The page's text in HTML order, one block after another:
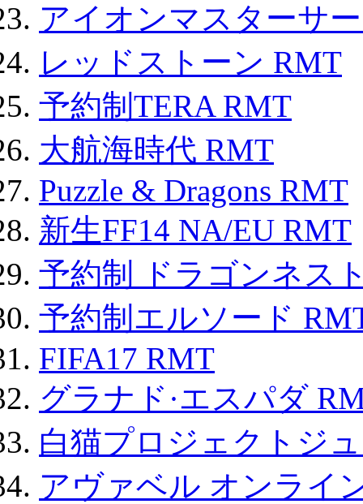
アイオンマスターサ
レッドストーン RMT
予約制TERA RMT
大航海時代 RMT
Puzzle & Dragons RMT
新生FF14 NA/EU RMT
予約制 ドラゴンネス
予約制エルソード
FIFA17 RMT
グラナド·エスパダ
白猫プロジェクトジ
アヴァベル オンライ